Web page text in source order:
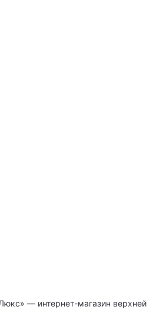
— интернет-магазин верхней